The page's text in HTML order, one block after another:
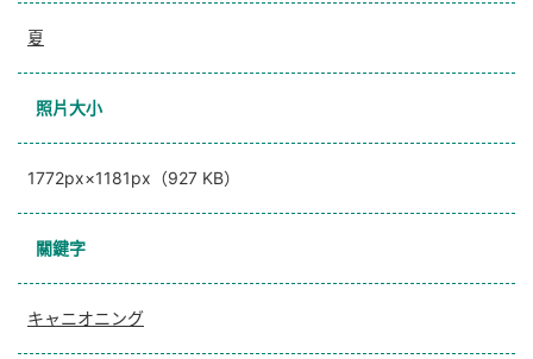
夏
照片大小
1772px×1181px（927 KB）
關鍵字
キャニオニング